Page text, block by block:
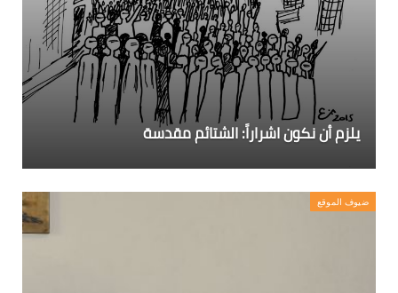
يلزم أن نكون اشراراً: الشتائم مقدسة
ضيوف الموقع